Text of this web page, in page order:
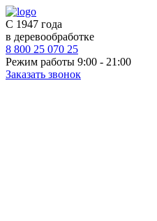
С 1947 года
в деревообработке
8 800 25 070 25
Режим работы 9:00 - 21:00
Заказать звонок